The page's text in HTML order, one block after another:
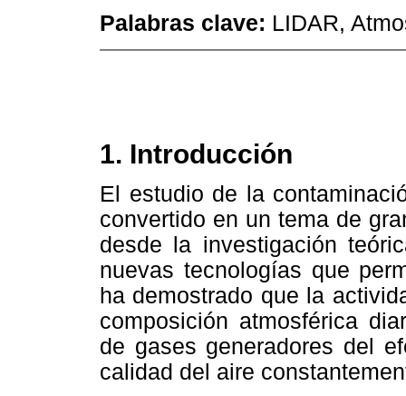
Palabras clave: LIDAR,
1. Introducción
El estudio de la
convertido en un tema de
desde la investigación
nuevas tecnologías que
ha demostrado que la
composición atmosférica
de gases generadores del
calidad del aire